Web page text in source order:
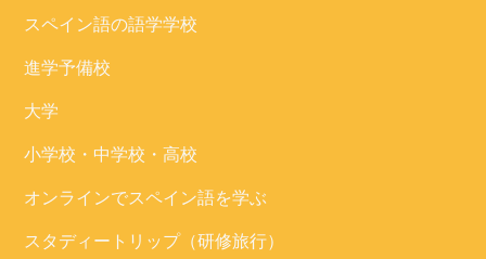
スペイン語の語学学校
進学予備校
大学
小学校・中学校・高校
オンラインでスペイン語を学ぶ
スタディートリップ（研修旅行）